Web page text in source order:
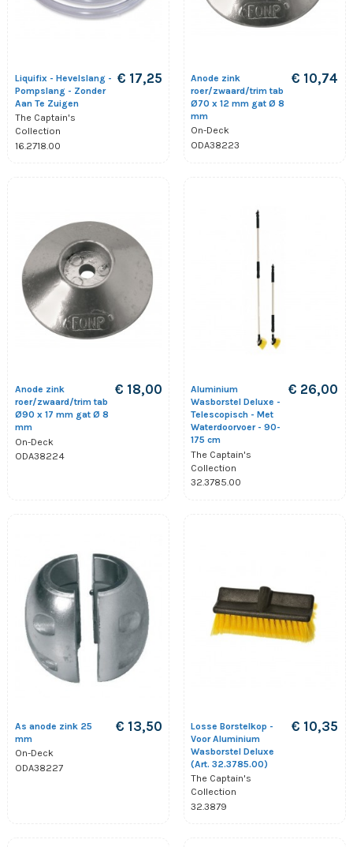
Liquifix - Hevelslang -
Pompslang - Zonder
Aan Te Zuigen
The Captain's
Collection
16.2718.00
€ 17,25
Anode zink
roer/zwaard/trim tab
Ø70 x 12 mm gat Ø 8
mm
On-Deck
ODA38223
€ 10,74
Anode zink
roer/zwaard/trim tab
Ø90 x 17 mm gat Ø 8
mm
On-Deck
ODA38224
€ 18,00
Aluminium
Wasborstel Deluxe -
Telescopisch - Met
Waterdoorvoer - 90-
175 cm
The Captain's
Collection
32.3785.00
€ 26,00
As anode zink 25
mm
On-Deck
ODA38227
€ 13,50
Losse Borstelkop -
Voor Aluminium
Wasborstel Deluxe
(Art. 32.3785.00)
The Captain's
Collection
32.3879
€ 10,35